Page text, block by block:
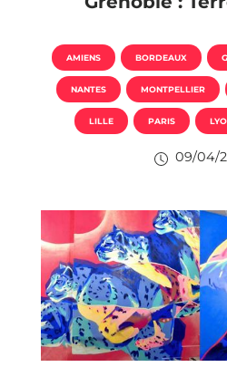
AMIENS BORDEAUX
NANTES MONTPELLIER
LILLE PARIS
09/04/